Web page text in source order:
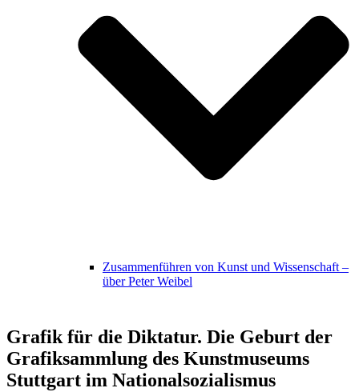
Zusammenführen von Kunst und Wissenschaft –
über Peter Weibel
Grafik für die Diktatur. Die Geburt der
Grafiksammlung des Kunstmuseums
Stuttgart im Nationalsozialismus